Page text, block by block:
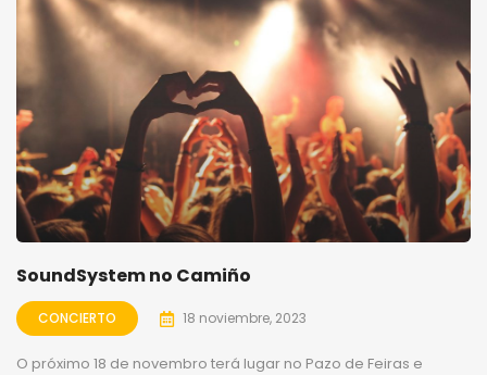
SoundSystem no Camiño
CONCIERTO 18 noviembre, 2023
O próximo 18 de novembro terá lugar no Pazo de Feiras e